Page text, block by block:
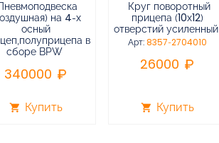
на 4-х
осный
в
сборе BPW
340000
shopping_cart Купить
Круг поворотный
прицепа (10х12)
отверстий усиленный
Арт:8357-2704010
26000
shopping_cart Купить